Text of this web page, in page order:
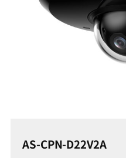
AS-CPN-D22V2A